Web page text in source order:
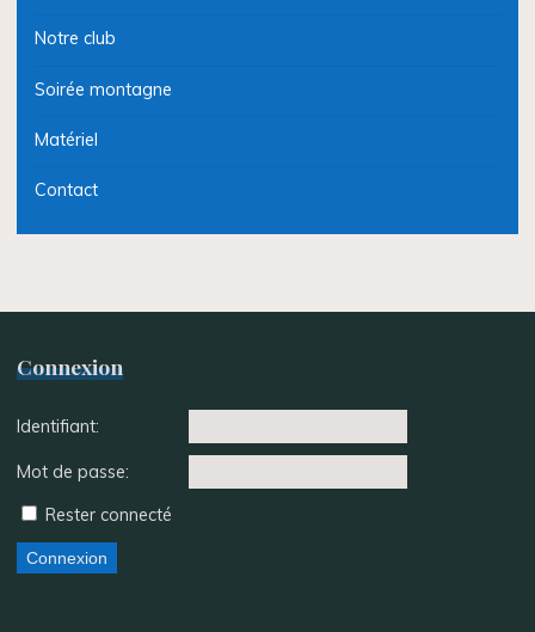
Notre club
Soirée montagne
Matériel
Contact
Connexion
Identifiant:
Mot de passe:
Rester connecté
Connexion